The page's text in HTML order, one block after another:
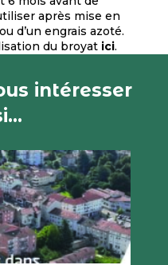
après mise en
d’un engrais azoté.
du broyat ici.
intéresser